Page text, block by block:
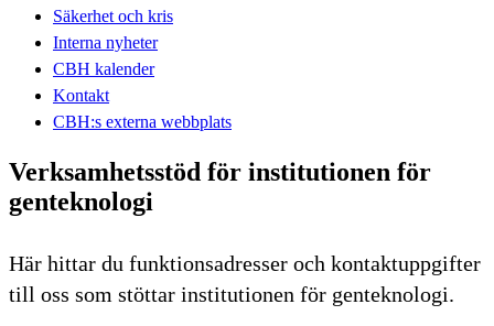
Säkerhet och kris
Interna nyheter
CBH kalender
Kontakt
CBH:s externa webbplats
Verksamhetsstöd för institutionen för
genteknologi
Här hittar du funktionsadresser och kontaktuppgifter
till oss som stöttar institutionen för genteknologi.